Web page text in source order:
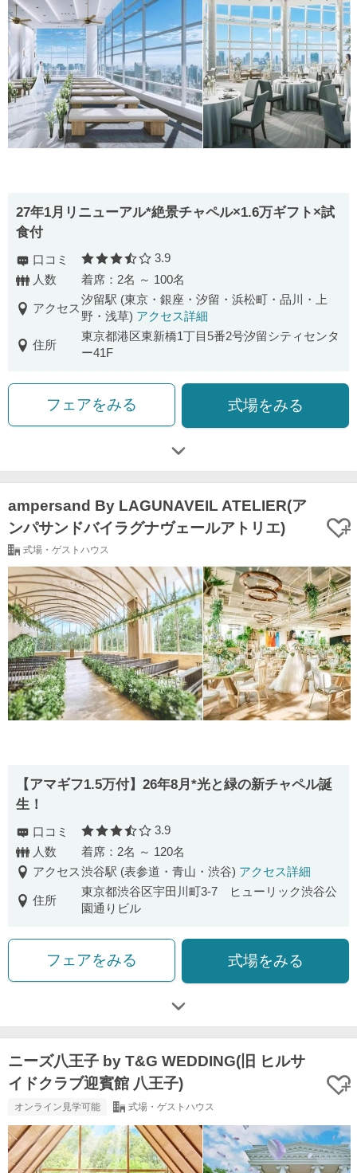
27年1月リニューアル*絶景チャペル×1.6万ギフト×試
食付
口コミ 口コミ評価
3.9
人数
着席：2名 ～ 100名
アクセス
汐留駅 (東京・銀座・汐留・浜松町・品川・上
野・浅草) アクセス詳細
住所
東京都港区東新橋1丁目5番2号汐留シティセンタ
ー41F
フェアをみる 式場をみる
ampersand By LAGUNAVEIL ATELIER(ア
ンパサンドバイラグナヴェールアトリエ)
式場・ゲストハウス
【アマギフ1.5万付】26年8月*光と緑の新チャペル誕
生！
口コミ 口コミ評価
3.9
人数
着席：2名 ～ 120名
アクセス渋谷駅 (表参道・青山・渋谷) アクセス詳細
住所
東京都渋谷区宇田川町3-7 ヒューリック渋谷公
園通りビル
フェアをみる 式場をみる
ニーズ八王子 by T&G WEDDING(旧 ヒルサ
イドクラブ迎賓館 八王子)
オンライン見学可能 式場・ゲストハウス